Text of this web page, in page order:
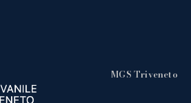
MGS Triveneto